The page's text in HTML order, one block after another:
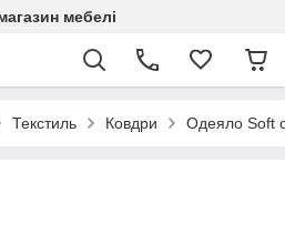
мебелi
Текстиль Ковдри Одеяло Soft